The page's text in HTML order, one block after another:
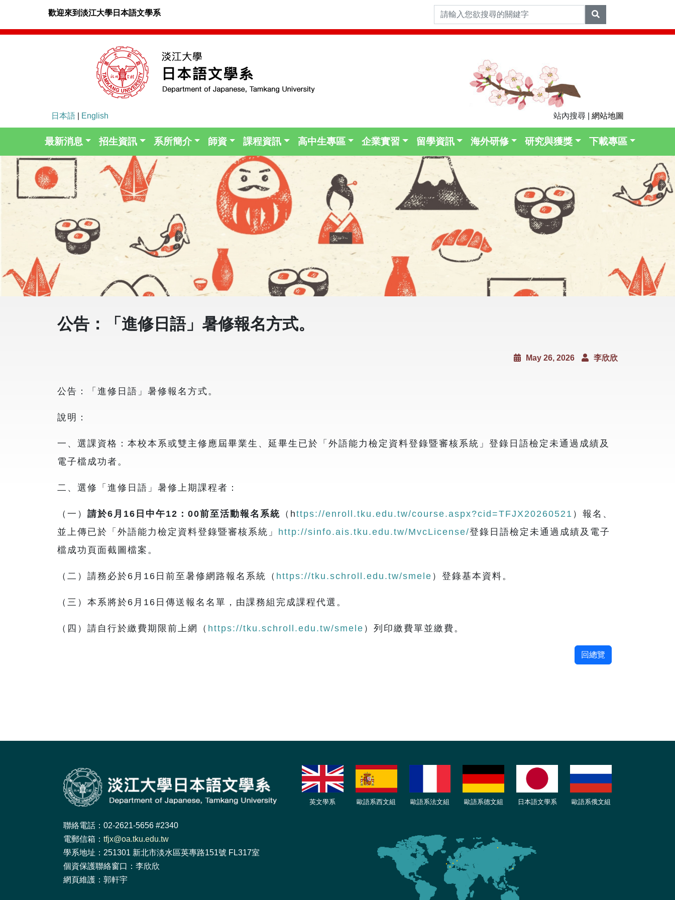
歡迎來到淡江大學日本語文學系
日本語 English 站內搜尋 | 網站地圖
最新消息 招生資訊 系所簡介 師資 課程資訊 高中生專區 企業實習 留學資訊 海外研修 研究與獲獎 下載專區
公告：「進修日語」暑修報名方式。
May 26, 2026 李欣欣
公告：「進修日語」暑修報名方式。
說明：
一、選課資格：本校本系或雙主修應屆畢業生、延畢生已於「外語能力檢定資料登錄暨審核系統」登錄日語檢定未通過成績及
電子檔成功者。
二、選修「進修日語」暑修上期課程者：
（一） 請於6 月16 日中午12 ：00前至活動報名系統 （https://enroll.tku.edu.tw/course.aspx?cid=TFJX20260521 ）報名、
並上傳已於「外語能力檢定資料登錄暨審核系統」 http://sinfo.ais.tku.edu.tw/MvcLicense/登錄日語檢定未通過成績及電子
檔成功頁面截圖檔案。
（二）請務必於6月16日前至暑修網路報名系統（ https://tku.schroll.edu.tw/smele ）登錄基本資料。
（三）本系將於6月16日傳送報名名單，由課務組完成課程代選。
（四）請自行於繳費期限前上網（ https://tku.schroll.edu.tw/smele ）列印繳費單並繳費。
回總覽
聯絡電話：02-2621-5656 #2340
電郵信箱： tfjx@oa.tku.edu.tw
學系地址：251301 新北市淡水區英專路151號 FL317室
個資保護聯絡窗口：李欣欣
網頁維護：郭軒宇
英文學系 歐語系西文組 歐語系法文組 歐語系德文組 日本語文學系 歐語系俄文組